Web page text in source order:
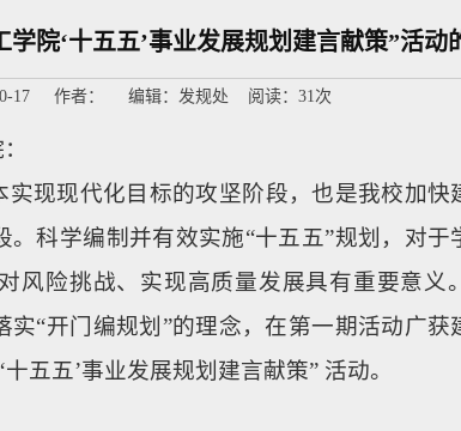
院‘十五五’事业发展规划建言献策”活动
10-17 作者： 编辑：发规处 阅读：31次
实现现代化目标的攻坚阶段，也是我校加快
科学编制并有效实施“十五五”规划，对于
风险挑战、实现高质量发展具有重要意义
“开门编规划”的理念，在第一期活动广获
五五’事业发展规划建言献策” 活动。